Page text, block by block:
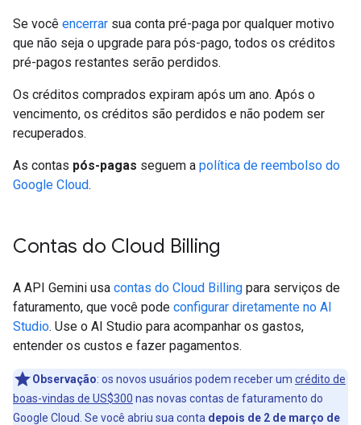
Se você encerrar sua conta pré-paga por qualquer motivo
que não seja o upgrade para pós-pago, todos os créditos
pré-pagos restantes serão perdidos.
Os créditos comprados expiram após um ano. Após o
vencimento, os créditos são perdidos e não podem ser
recuperados.
As contas pós-pagas seguem a política de reembolso do
Google Cloud.
Contas do Cloud Billing
A API Gemini usa contas do Cloud Billing para serviços de
faturamento, que você pode configurar diretamente no AI
Studio. Use o AI Studio para acompanhar os gastos,
entender os custos e fazer pagamentos.
Observação: os novos usuários podem receber um crédito de
boas-vindas de US$300 nas novas contas de faturamento do
Google Cloud. Se você abriu sua conta depois de 2 de março de